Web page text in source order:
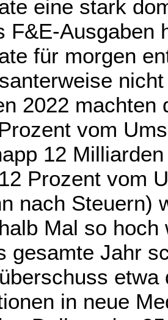
eine stark
F&E-Ausgaben
für morgen
2022 machten
vom
12
Prozent vom
nach Steuern)
Mal so
gesamte Jahr
in neue